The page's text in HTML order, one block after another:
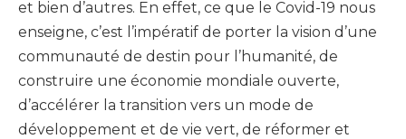
et bien d’autres. En effet, ce que le Covid-19 nous
enseigne, c’est l’impératif de porter la vision d’une
communauté de destin pour l’humanité, de
construire une économie mondiale ouverte,
d’accélérer la transition vers un mode de
développement et de vie vert, de réformer et